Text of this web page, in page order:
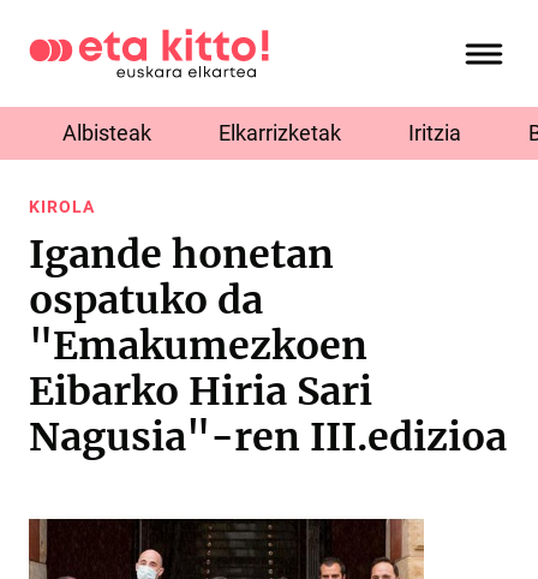
Albisteak Elkarrizketak Iritzia
KIROLA
Igande honetan
ospatuko da
"Emakumezkoen
Eibarko Hiria Sari
Nagusia"-ren III.edizioa